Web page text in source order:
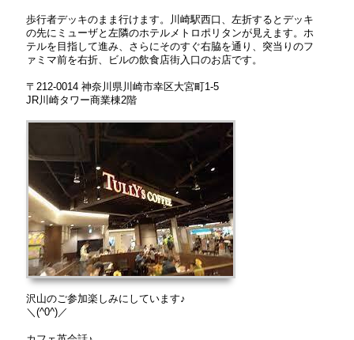
歩行者デッキのまま行けます。川崎駅西口、左折するとデッキ
の先にミューザと左隣のホテルメトロポリタンが見えます。ホ
テルを目指して進み、さらにそのすぐ右脇を通り、突当りのフ
ァミマ前を右折、ビルの飲食店街入口のお店です。
〒212-0014 神奈川県川崎市幸区大宮町1-5
JR川崎タワー商業棟2階
沢山のご参加楽しみにしています♪
＼(^0^)／